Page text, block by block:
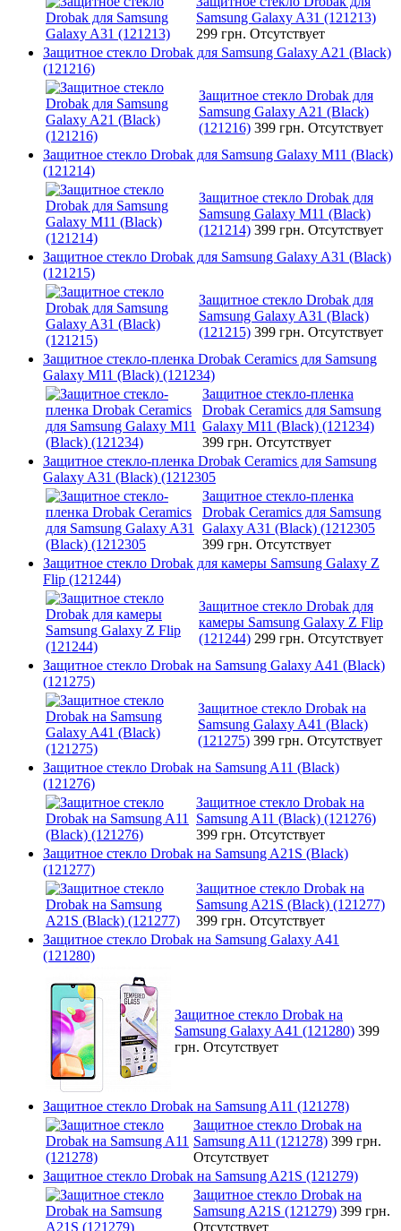
Samsung Galaxy A31 (121213)
299 грн. Отсутствует
Защитное стекло Drobak для Samsung Galaxy A21 (Black)
(121216)
Защитное стекло Drobak для
Samsung Galaxy A21 (Black)
(121216) 399 грн. Отсутствует
Защитное стекло Drobak для Samsung Galaxy M11 (Black)
(121214)
Защитное стекло Drobak для
Samsung Galaxy M11 (Black)
(121214) 399 грн. Отсутствует
Защитное стекло Drobak для Samsung Galaxy A31 (Black)
(121215)
Защитное стекло Drobak для
Samsung Galaxy A31 (Black)
(121215) 399 грн. Отсутствует
Защитное стекло-пленка Drobak Ceramics для Samsung
Galaxy M11 (Black) (121234)
Защитное стекло-пленка
Drobak Ceramics для Samsung
Galaxy M11 (Black) (121234)
399 грн. Отсутствует
Защитное стекло-пленка Drobak Ceramics для Samsung
Galaxy A31 (Black) (1212305
Защитное стекло-пленка
Drobak Ceramics для Samsung
Galaxy A31 (Black) (1212305
399 грн. Отсутствует
Защитное стекло Drobak для камеры Samsung Galaxy Z
Flip (121244)
Защитное стекло Drobak для
камеры Samsung Galaxy Z Flip
(121244) 299 грн. Отсутствует
Защитное стекло Drobak на Samsung Galaxy A41 (Black)
(121275)
Защитное стекло Drobak на
Samsung Galaxy A41 (Black)
(121275) 399 грн. Отсутствует
Защитное стекло Drobak на Samsung A11 (Black)
(121276)
Защитное стекло Drobak на
Samsung A11 (Black) (121276)
399 грн. Отсутствует
Защитное стекло Drobak на Samsung A21S (Black)
(121277)
Защитное стекло Drobak на
Samsung A21S (Black) (121277)
399 грн. Отсутствует
Защитное стекло Drobak на Samsung Galaxy A41
(121280)
Защитное стекло Drobak на
Samsung Galaxy A41 (121280) 399
грн. Отсутствует
Защитное стекло Drobak на Samsung A11 (121278)
Защитное стекло Drobak на
Samsung A11 (121278) 399 грн.
Отсутствует
Защитное стекло Drobak на Samsung A21S (121279)
Защитное стекло Drobak на
Samsung A21S (121279) 399 грн.
Отсутствует